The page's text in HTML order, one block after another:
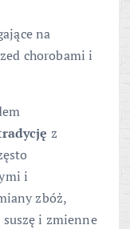
na
chorobami i
z
i
zbóż,
i zmienne